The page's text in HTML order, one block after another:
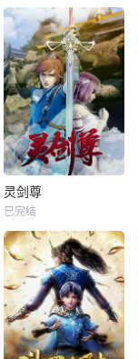
灵剑尊
已完结